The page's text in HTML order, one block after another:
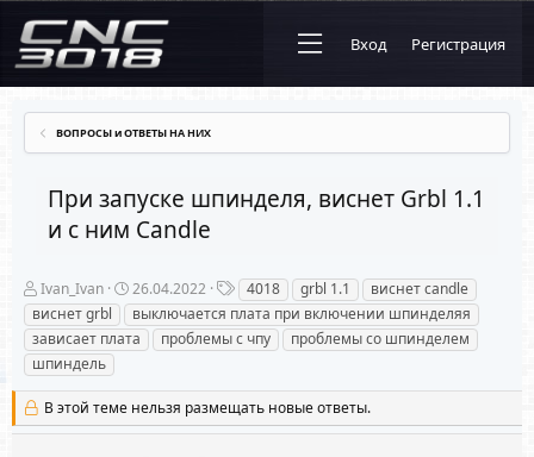
Вход Регистрация
ВОПРОСЫ и ОТВЕТЫ НА НИХ
При запуске шпинделя, виснет Grbl 1.1
и с ним Candle
А
в
т
о
р
т
е
м
ы
Ivan_Ivan
Д
а
т
а
ч
а
л
26.04.2022
Т
е
г
и
4018 grbl 1.1
виснет candle
виснет grbl
выключается плата при включении шпинделяя
зависает плата
проблемы с чпу
проблемы со шпинделем
шпиндель
В этой теме нельзя размещать новые ответы.